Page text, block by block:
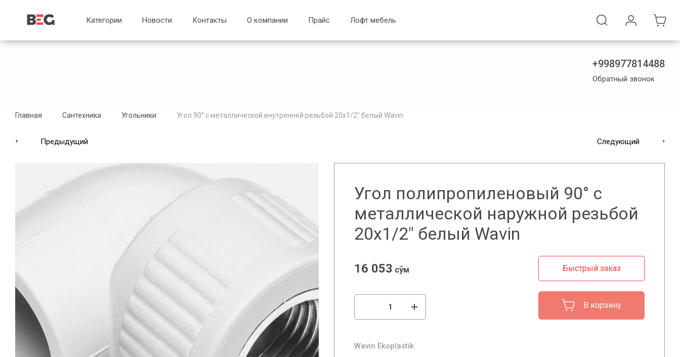
Категории
Новости Контакты О компании Прайс Лофт мебель
+998977814488
Обратный звонок
Главная Сантехника Угольники Угол 90° с металлической внутренней резьбой 20x1/2" белый Wavin
Предыдущий Следующий
Угол полипропиленовый 90° с
металлической наружной резьбой
20x1/2" белый Wavin
16 053 сўм
В корзину
Быстрый заказ
Wavin Ekoplastik